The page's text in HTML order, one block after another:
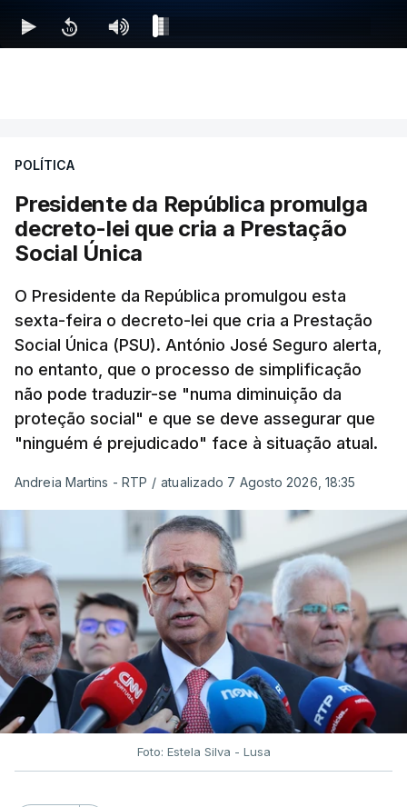
POLÍTICA
Presidente da República promulga
decreto-lei que cria a Prestação
Social Única
O Presidente da República promulgou esta
sexta-feira o decreto-lei que cria a Prestação
Social Única (PSU). António José Seguro alerta,
no entanto, que o processo de simplificação
não pode traduzir-se "numa diminuição da
proteção social" e que se deve assegurar que
"ninguém é prejudicado" face à situação atual.
Andreia Martins - RTP / atualizado 7 Agosto 2026, 18:35
Foto: Estela Silva - Lusa